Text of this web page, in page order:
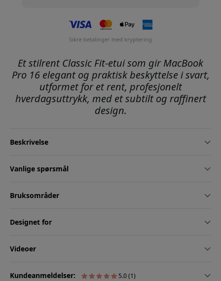
Sikre betalinger med kryptering
Et stilrent Classic Fit-etui som gir MacBook
Pro 16 elegant og praktisk beskyttelse i svart,
utformet for et rent, profesjonelt
hverdagsuttrykk, med et subtilt og raffinert
design.
Beskrivelse
Vanlige spørsmål
Bruksområder
Designet for
Videoer
Kundeanmeldelser: 5.0 (1)